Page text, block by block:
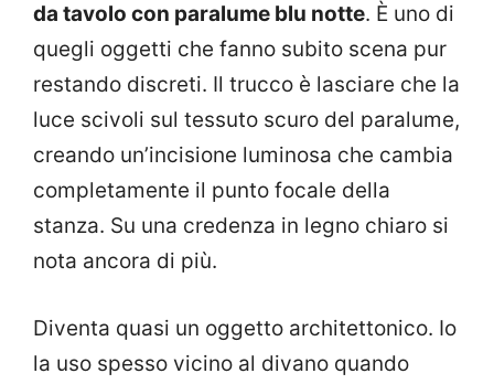
da tavolo con paralume blu notte. È uno di
quegli oggetti che fanno subito scena pur
restando discreti. Il trucco è lasciare che la
luce scivoli sul tessuto scuro del paralume,
creando un’incisione luminosa che cambia
completamente il punto focale della
stanza. Su una credenza in legno chiaro si
nota ancora di più.
Diventa quasi un oggetto architettonico. Io
la uso spesso vicino al divano quando